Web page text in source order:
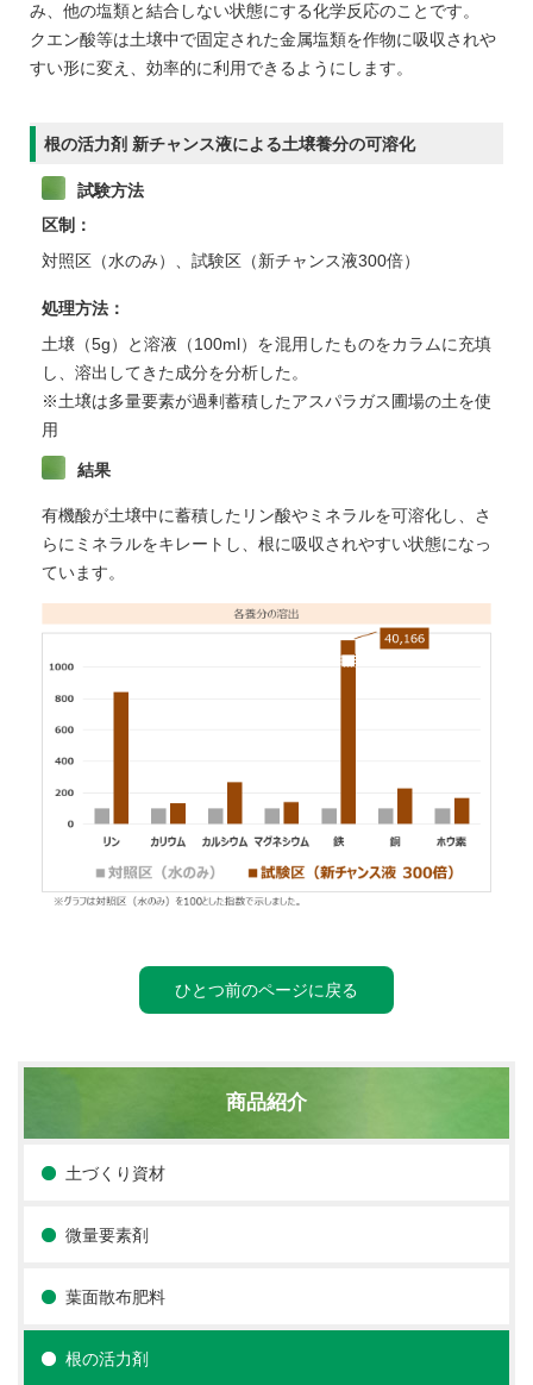
み、他の塩類と結合しない状態にする化学反応のことです。
クエン酸等は土壌中で固定された金属塩類を作物に吸収されや
すい形に変え、効率的に利用できるようにします。
根の活力剤 新チャンス液による土壌養分の可溶化
試験方法
区制：
対照区（水のみ）、試験区（新チャンス液300倍）
処理方法：
土壌（5g）と溶液（100ml）を混用したものをカラムに充填
し、溶出してきた成分を分析した。
※土壌は多量要素が過剰蓄積したアスパラガス圃場の土を使
用
結果
有機酸が土壌中に蓄積したリン酸やミネラルを可溶化し、さ
らにミネラルをキレートし、根に吸収されやすい状態になっ
ています。
ひとつ前のページに戻る
商品紹介
土づくり資材
微量要素剤
葉面散布肥料
根の活力剤